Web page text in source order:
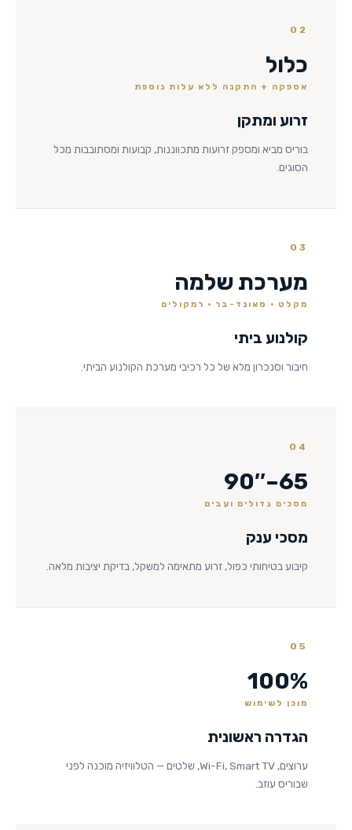
02
כלול
אספקה + התקנה ללא עלות נוספת
זרוע ומתקן
בוריס מביא ומספק זרועות מתכווננות, קבועות ומסתובבות מכל
הסוגים.
03
מערכת שלמה
מקלט · סאונד-בר · רמקולים
קולנוע ביתי
חיבור וסנכרון מלא של כל רכיבי מערכת הקולנוע הביתי.
04
65–90″
מסכים גדולים ועבים
מסכי ענק
קיבוע בטיחותי כפול, זרוע מתאימה למשקל, בדיקת יציבות מלאה.
05
100%
מוכן לשימוש
הגדרה ראשונית
ערוצים, Wi-Fi, Smart TV, שלטים — הטלוויזיה מוכנה לפני
שבוריס עוזב.